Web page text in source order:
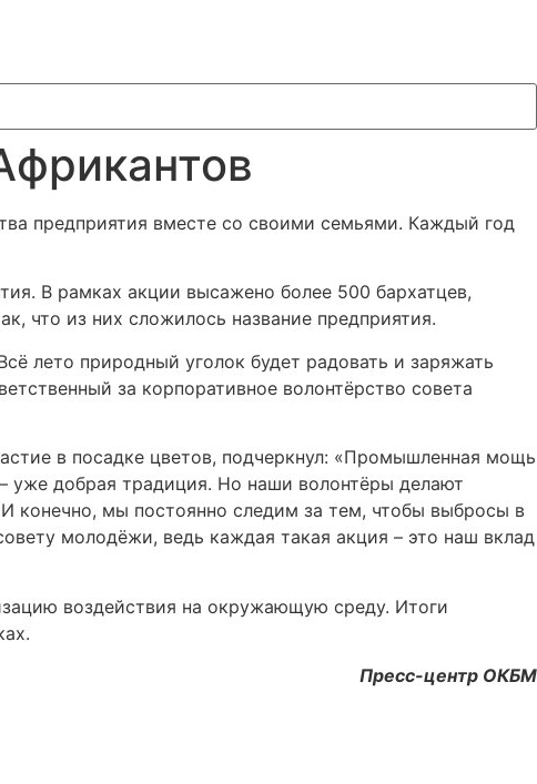
предприятия вместе со своими семьями. Каждый год
В рамках акции высажено более 500 бархатцев,
что из них сложилось название предприятия.
лето природный уголок будет радовать и заряжать
за корпоративное волонтёрство совета
в посадке цветов, подчеркнул: «Промышленная мощь
уже добрая традиция. Но наши волонтёры делают
конечно, мы постоянно следим за тем, чтобы выбросы в
молодёжи, ведь каждая такая акция – это наш вклад
воздействия на окружающую среду. Итоги
Пресс-центр ОКБМ